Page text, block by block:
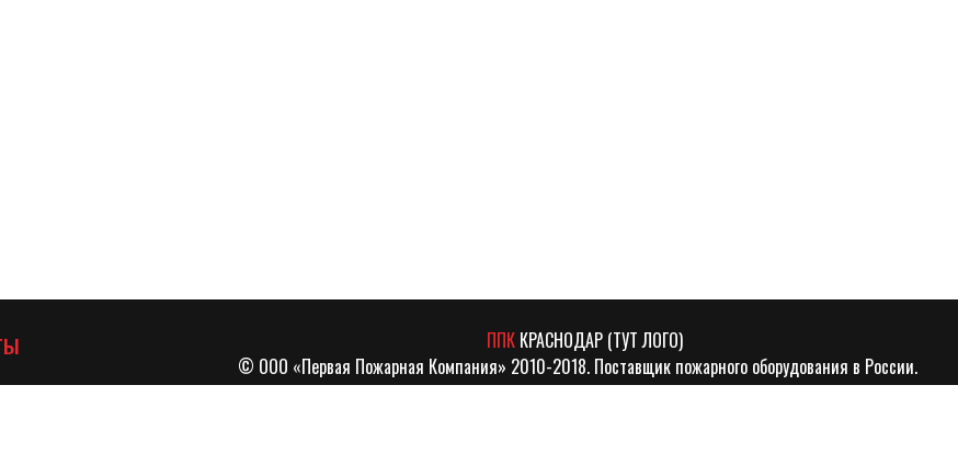
ППККРАСНОДАР (ТУТ ЛОГО)
© ООО «Первая Пожарная Компания» 2010-2018. Поставщик пожарного оборудования в России.